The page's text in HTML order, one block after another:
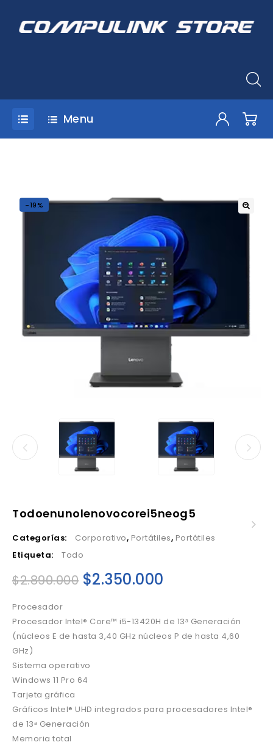
Menu
-19%
Todoenunolenovocorei5neog5
Categorías: Corporativo, Portátiles, Portátiles
Etiqueta:
Todo
$2.890.000 $2.350.000
Procesador
Procesador Intel® Core™ i5-13420H de 13ᵃ Generación
(núcleos E de hasta 3,40 GHz núcleos P de hasta 4,60
GHz)
Sistema operativo
Windows 11 Pro 64
Tarjeta gráfica
Gráficos Intel® UHD integrados para procesadores Intel®
de 13ᵃ Generación
Memoria total